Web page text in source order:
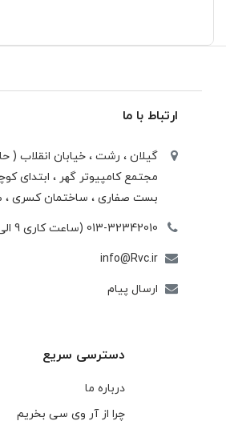
ارتباط با ما
گیلان ، رشت ، خيابان انقلاب (
مجتمع كامپيوتر گهر ، ابتدای
بست صفاری ، ساختمان كسری ،
013-32342010 (ساعت کاری 9 الی 20:30)
info@Rvc.ir
ارسال پیام
دسترسی سریع
درباره ما
چرا از آر وی سی بخریم